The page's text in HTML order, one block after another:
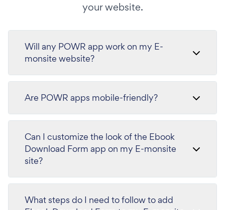
your website.
Will any POWR app work on my E-
monsite website?
Are POWR apps mobile-friendly?
Can I customize the look of the Ebook
Download Form app on my E-monsite
site?
What steps do I need to follow to add